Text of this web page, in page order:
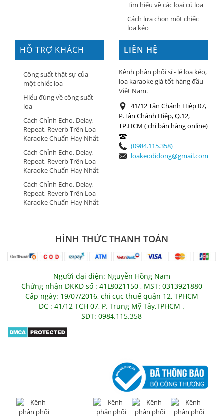
Tìm hiểu về các loại củ loa
Cách lựa chọn một chiếc
loa kéo
HỖ TRỢ KHÁCH
HÀNG
Công suất thật sự của
một chiếc loa
Hiểu đúng về công suất
loa
Cách Chỉnh Echo, Delay,
Repeat, Reverb Trên Loa
Karaoke Chuẩn Hay Nhất
Cách Chỉnh Echo, Delay,
Repeat, Reverb Trên Loa
Karaoke Chuẩn Hay Nhất
Cách Chỉnh Echo, Delay,
Repeat, Reverb Trên Loa
Karaoke Chuẩn Hay Nhất
LIÊN HỆ
Kênh phân phối sỉ - lẻ loa kéo,
loa karaoke giá tốt hàng đầu
Việt Nam.
41/12 Tân Chánh Hiệp 07,
P.Tân Chánh Hiệp, Q.12,
TP.HCM ( chỉ bán hàng online)
(0984.115.358)
loakeodidong@gmail.com
HÌNH THỨC THANH TOÁN
Người đại diện: Nguyễn Hồng Nam
Chứng nhận ĐKKD số : 41L8021150 , MST: 0313921880
Cấp ngày: 19/07/2016, chi cục thuế quận 12, TPHCM
ĐC : 41/12 TCH 07, P. Trung Mỹ Tây,TPHCM .
SĐT: 0984.115.358